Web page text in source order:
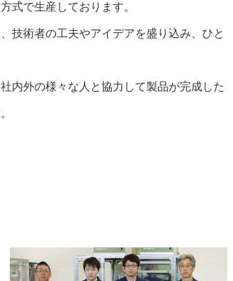
式で生産しております。
技術者の工夫やアイデアを盛り込み、ひと
内外の様々な人と協力して製品が完成した